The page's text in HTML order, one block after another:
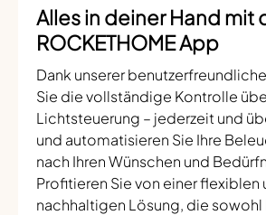
Alles in deiner Hand mit
ROCKETHOME App
Dank unserer
Sie die vollständige Kontrolle
Lichtsteuerung – jederzeit und
und automatisieren Sie Ihre
nach Ihren Wünschen und
Profitieren Sie von einer flexiblen
nachhaltigen Lösung, die sowohl